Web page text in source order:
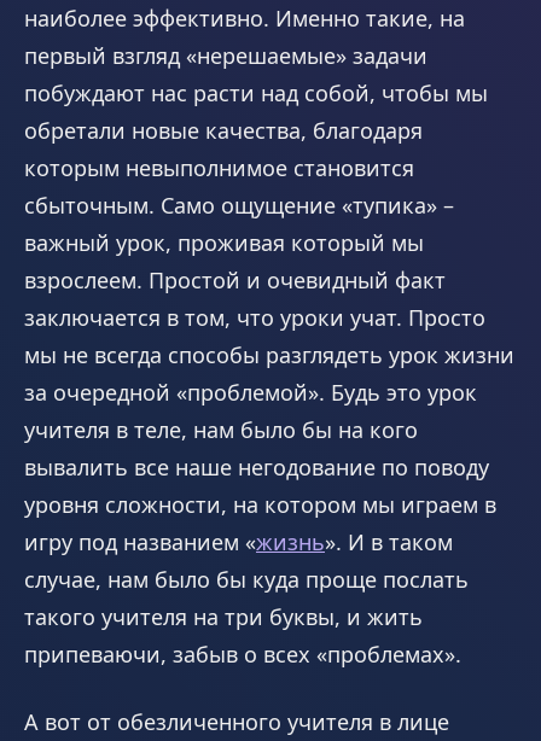
наиболее эффективно. Именно такие, на
первый взгляд «нерешаемые» задачи
побуждают нас расти над собой, чтобы мы
обретали новые качества, благодаря
которым невыполнимое становится
сбыточным. Само ощущение «тупика» –
важный урок, проживая который мы
взрослеем. Простой и очевидный факт
заключается в том, что уроки учат. Просто
мы не всегда способы разглядеть урок жизни
за очередной «проблемой». Будь это урок
учителя в теле, нам было бы на кого
вывалить все наше негодование по поводу
уровня сложности, на котором мы играем в
игру под названием «жизнь». И в таком
случае, нам было бы куда проще послать
такого учителя на три буквы, и жить
припеваючи, забыв о всех «проблемах».
А вот от обезличенного учителя в лице